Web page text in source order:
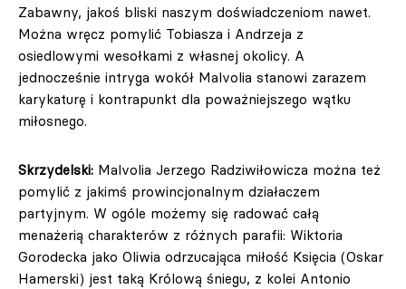
Zabawny, jakoś bliski naszym doświadczeniom nawet.
Można wręcz pomylić Tobiasza i Andrzeja z
osiedlowymi wesołkami z własnej okolicy. A
jednocześnie intryga wokół Malvolia stanowi zarazem
karykaturę i kontrapunkt dla poważniejszego wątku
miłosnego.
Skrzydelski: Malvolia Jerzego Radziwiłowicza można też
pomylić z jakimś prowincjonalnym działaczem
partyjnym. W ogóle możemy się radować całą
menażerią charakterów z różnych parafii: Wiktoria
Gorodecka jako Oliwia odrzucająca miłość Księcia (Oskar
Hamerski) jest taką Królową śniegu, z kolei Antonio